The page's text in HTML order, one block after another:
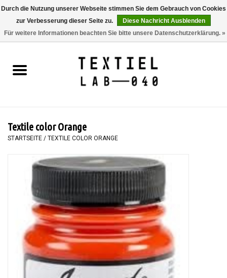
0 Artikel - €0,00
BÜCHER
MALEN
WORKSHOPS
SPECIALS
WERKZEUGE
Textile color Orange
STARTSEITE / TEXTILE COLOR ORANGE
Durch die Nutzung unserer Webseite stimmen Sie dem Gebrauch von Cookies
zur Verbesserung dieser Seite zu.
Diese Nachricht Ausblenden
Für weitere Informationen beachten Sie bitte unsere Datenschutzerklärung. »